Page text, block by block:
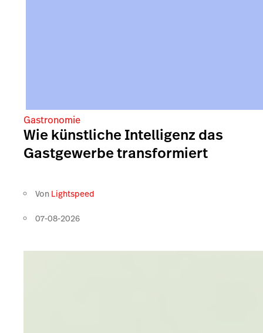
Gastronomie
Wie künstliche Intelligenz das
Gastgewerbe transformiert
Von Lightspeed
07-08-2026